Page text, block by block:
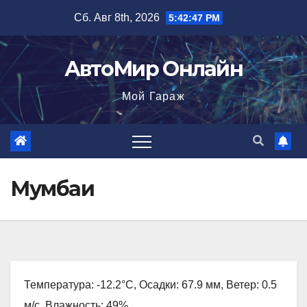
содержимому
Сб. Авг 8th, 2026 5:42:48 PM
АвтоМир Онлайн
Мой Гараж
Мумбаи
Температура: -12.2°C, Осадки: 67.9 мм, Ветер: 0.5